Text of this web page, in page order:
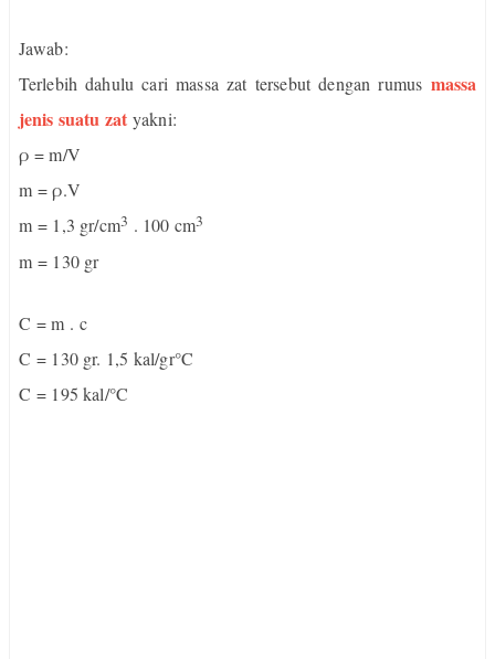
Jawab:
Terlebih dahulu cari massa zat tersebut dengan rumus massa
jenis suatu zat yakni:
ρ = m/V
m = ρ.V
m = 1,3 gr/cm3 . 100 cm3
m = 130 gr
C = m . c
C = 130 gr. 1,5 kal/gr°C
C = 195 kal/°C